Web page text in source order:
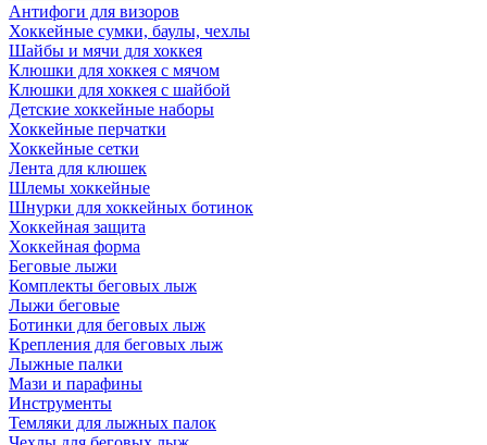
Антифоги для визоров
Хоккейные сумки, баулы, чехлы
Шайбы и мячи для хоккея
Клюшки для хоккея с мячом
Клюшки для хоккея с шайбой
Детские хоккейные наборы
Хоккейные перчатки
Хоккейные сетки
Лента для клюшек
Шлемы хоккейные
Шнурки для хоккейных ботинок
Хоккейная защита
Хоккейная форма
Беговые лыжи
Комплекты беговых лыж
Лыжи беговые
Ботинки для беговых лыж
Крепления для беговых лыж
Лыжные палки
Мази и парафины
Инструменты
Темляки для лыжных палок